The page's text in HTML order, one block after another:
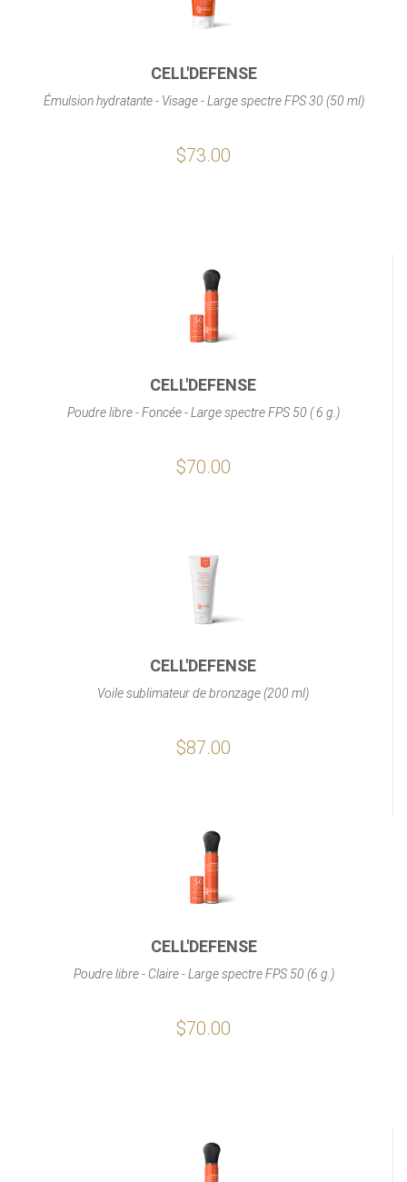
CELL'DEFENSE
Émulsion hydratante - Visage - Large spectre FPS 30 (50 ml)
$73.00
CELL'DEFENSE
Poudre libre - Foncée - Large spectre FPS 50 ( 6 g.)
$70.00
CELL'DEFENSE
Voile sublimateur de bronzage (200 ml)
$87.00
CELL'DEFENSE
Poudre libre - Claire - Large spectre FPS 50 (6 g.)
$70.00